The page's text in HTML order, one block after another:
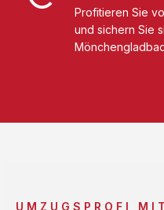
Profitieren Sie
und sichern Sie
UMZUGSPROFI